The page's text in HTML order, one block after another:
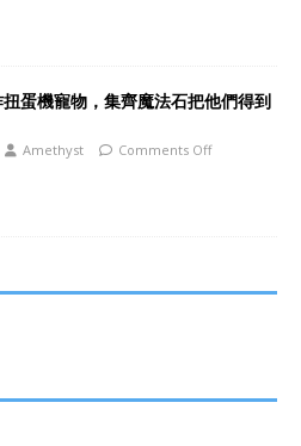
扭蛋機寵物，集齊魔法石把他們得到
Amethyst Comments Off